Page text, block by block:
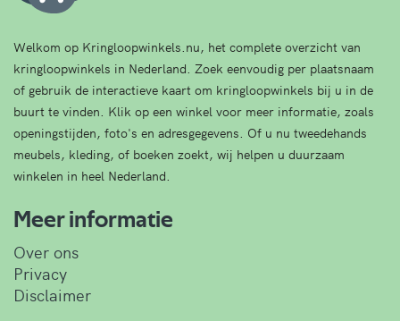
Welkom op Kringloopwinkels.nu, het complete overzicht van
kringloopwinkels in Nederland. Zoek eenvoudig per plaatsnaam
of gebruik de interactieve kaart om kringloopwinkels bij u in de
buurt te vinden. Klik op een winkel voor meer informatie, zoals
openingstijden, foto's en adresgegevens. Of u nu tweedehands
meubels, kleding, of boeken zoekt, wij helpen u duurzaam
winkelen in heel Nederland.
Meer informatie
Over ons
Privacy
Disclaimer